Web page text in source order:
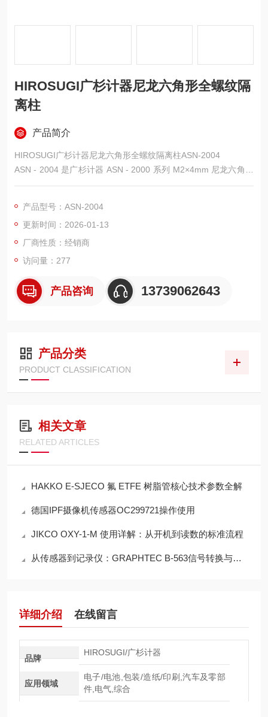
HIROSUGI广杉计器尼龙六角形全螺纹隔
离柱
产品简介
HIROSUGI广杉计器尼龙六角形全螺纹隔离柱ASN-2004
ASN - 2004 是广杉计器 ASN - 2000 系列 M2×4mm 尼龙六角全
螺纹隔离柱，半透明尼龙 66 材质，UL94V - 2 阻燃，符合 RoHS
与间距固定，绝缘性强，防短路与信号串扰，适配仪器仪表、小
型传感器等设备，兼顾装配效率与电气安全。
产品型号：ASN-2004
更新时间：2026-01-13
厂商性质：经销商
访问量：277
产品咨询 13739062643
产品分类
PRODUCT CLASSIFICATION
相关文章
RELATED ARTICLES
HAKKO E-SJECO 氟 ETFE 树脂管核心技术参数全解
德国IPF摄像机传感器OC299721操作使用
JIKCO OXY-1-M 使用详解：从开机到读数的标准流程
从传感器到记录仪：GRAPHTEC B-563信号转换与绝缘隔离机理
详细介绍 在线留言
品牌
HIROSUGI/广杉计器
应用领域
电子/电池,包装/造纸/印刷,汽车及零部
件,电气,综合